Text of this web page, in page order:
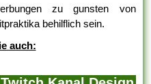
zu gunsten von
behilflich sein.
auch: